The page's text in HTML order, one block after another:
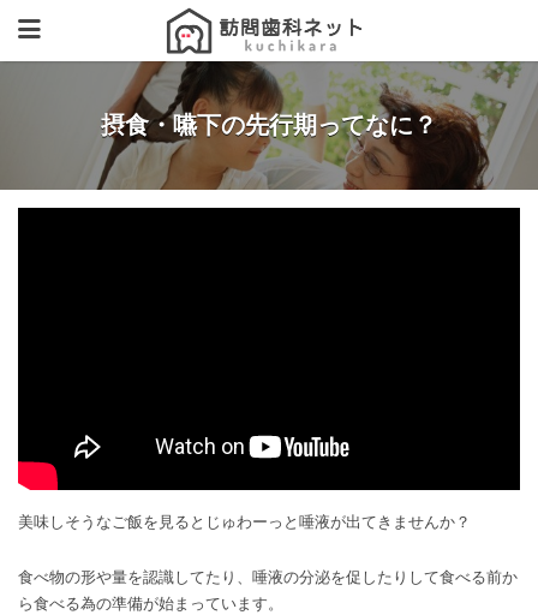
摂食・嚥下の先行期ってなに？
美味しそうなご飯を見るとじゅわーっと唾液が出てきませんか？
食べ物の形や量を認識してたり、唾液の分泌を促したりして食べる前か
ら食べる為の準備が始まっています。